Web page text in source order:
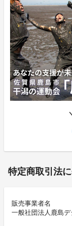
特定商取引法
販売事業者名
一般社団法人鹿島